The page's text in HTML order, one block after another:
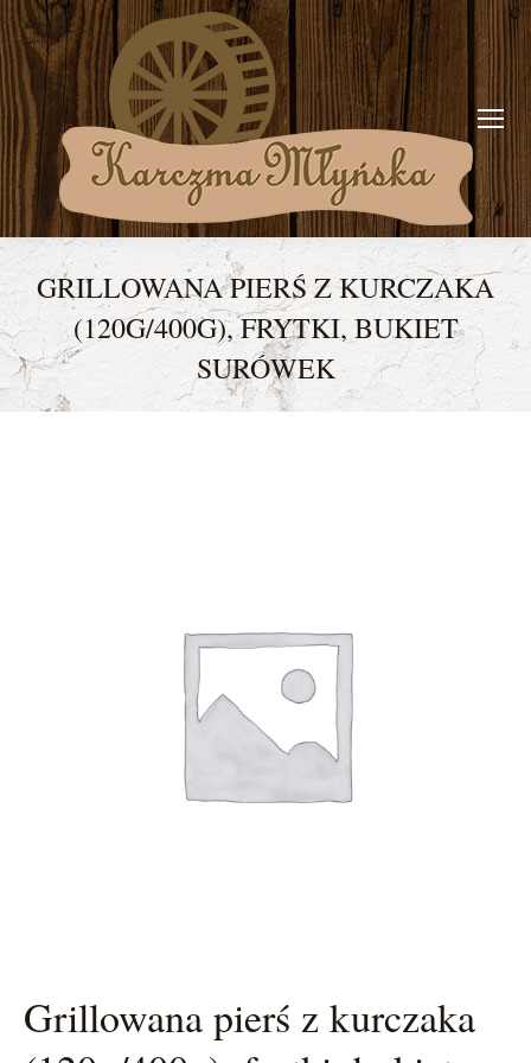
GRILLOWANA PIERŚ Z KURCZAKA
(120G/400G), FRYTKI, BUKIET
SURÓWEK
You are here:
Grillowana pierś z kurczaka